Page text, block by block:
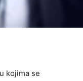
kojima se